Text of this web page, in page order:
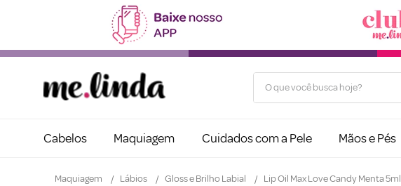
O que você busca hoje?
Cabelos Maquiagem Cuidados com a Pele Mãos e Pés
Maquiagem Lábios Gloss e Brilho Labial Lip Oil Max Love Candy Menta 5ml